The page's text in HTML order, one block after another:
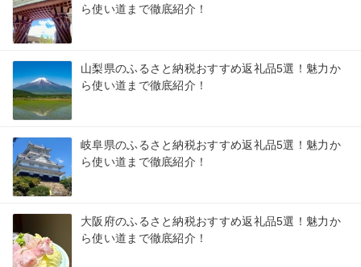
ら使い道まで徹底紹介！
山梨県のふるさと納税おすすめ返礼品5選！魅力か
ら使い道まで徹底紹介！
岐阜県のふるさと納税おすすめ返礼品5選！魅力か
ら使い道まで徹底紹介！
大阪府のふるさと納税おすすめ返礼品5選！魅力か
ら使い道まで徹底紹介！